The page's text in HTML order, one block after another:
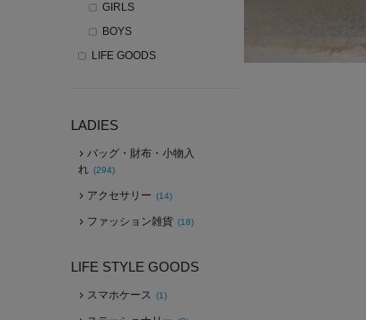
GIRLS
BOYS
LIFE GOODS
LADIES
バッグ・財布・小物入
れ (294)
アクセサリー (14)
ファッション雑貨 (18)
LIFE STYLE GOODS
スマホケース (1)